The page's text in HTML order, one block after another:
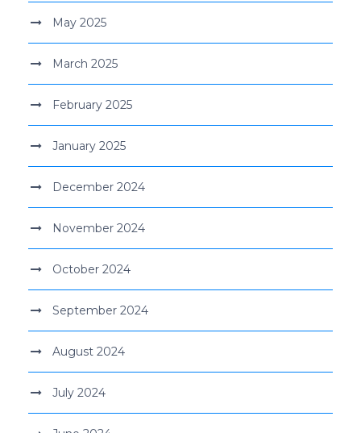
May 2025
March 2025
February 2025
January 2025
December 2024
November 2024
October 2024
September 2024
August 2024
July 2024